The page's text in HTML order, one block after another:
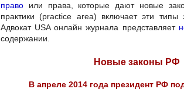
право или права, которые дают новые
практики (practice area) включает эти типы
Адвокат USA онлайн журнала представляет
содержании.
Новые законы РФ
В апреле 2014 года президент РФ